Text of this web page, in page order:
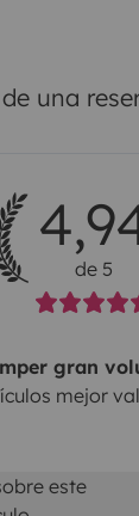
de una
de 5
gran
mejor
este